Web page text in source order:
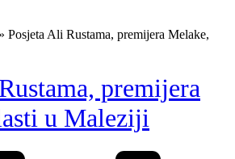
» Posjeta Ali Rustama, premijera Melake,
premijera
u Maleziji